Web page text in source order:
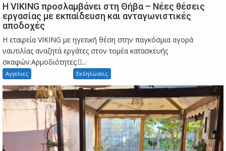
Η VIKING προσλαμβάνει στη Θήβα – Νέες θέσεις
εργασίας με εκπαίδευση και ανταγωνιστικές
αποδοχές
Η εταιρεία VIKING με ηγετική θέση στην παγκόσμια αγορά
ναυτιλίας αναζητά εργάτες στον τομέα κατασκευής
σκαφών.Αρμοδιότητες:...
Αγγελιες Εκδηλώσεις